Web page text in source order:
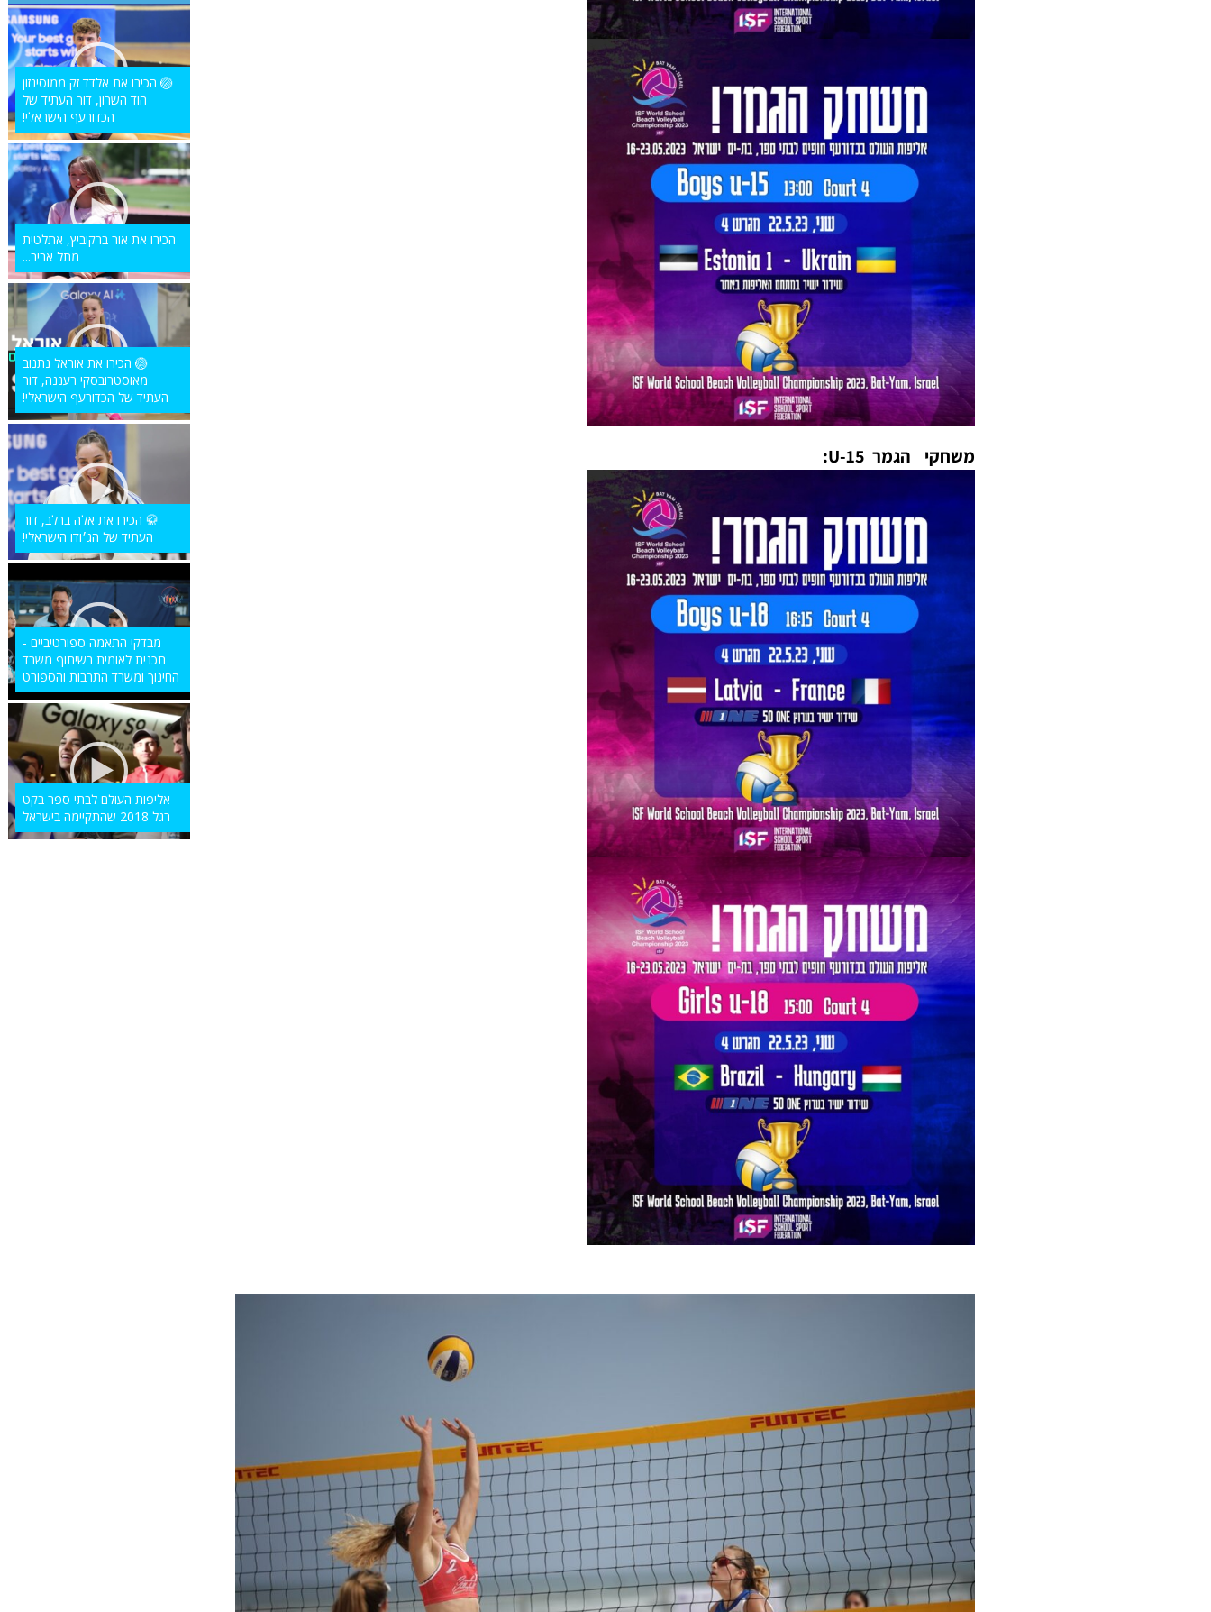
משחקי הגמר U-15:
🏐 הכירו את אלדד זק ממוסינזון
הוד השרון, דור העתיד של
הכדורעף הישראלי!
הכירו את אור ברקוביץ, אתלטית
מתל אביב...
🏐 הכירו את אוראל נתנוב
מאוסטרובסקי רעננה, דור
העתיד של הכדורעף הישראלי!
🥋 הכירו את אלה ברלב, דור
העתיד של הג׳ודו הישראלי!
מבדקי התאמה ספורטיביים -
תכנית לאומית בשיתוף משרד
החינוך ומשרד התרבות והספורט
אליפות העולם לבתי ספר בקט
רגל 2018 שהתקיימה בישראל